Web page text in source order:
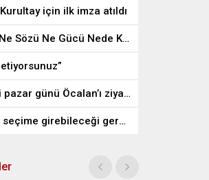
için ilk imza atıldı
Üç Bakanın Ne Sözü Ne Gücü Nede Kudreti Yetmedi
İmralı Heyeti pazar günü Öcalan’ı ziyaret edecek
Muhalefetin seçime girebileceği gerçek bir alan kalmayabilir